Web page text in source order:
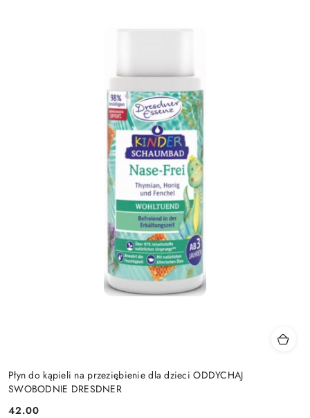
Płyn do kąpieli na przeziębienie dla dzieci ODDYCHAJ
SWOBODNIE DRESDNER
42.00